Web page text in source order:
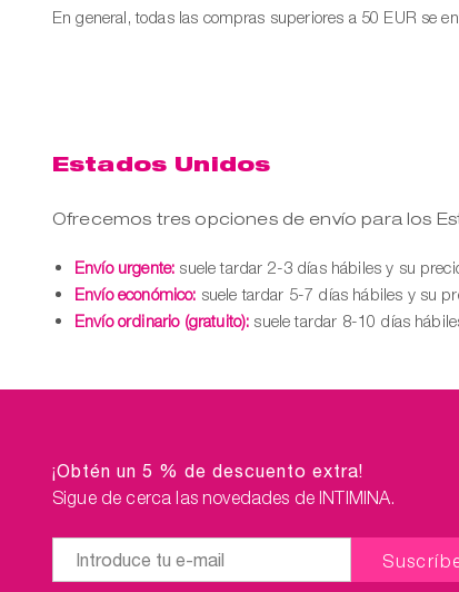
En general, todas las compras superiores a 50 EUR se
Estados Unidos
Ofrecemos tres opciones de envío para los
Envío urgente: suele tardar 2-3 días hábiles y su
Envío económico: suele tardar 5-7 días hábiles y su
Envío ordinario (gratuito): suele tardar 8-10 días
¡Obtén un 5 % de descuento extra!
Sigue de cerca las novedades de INTIMINA.